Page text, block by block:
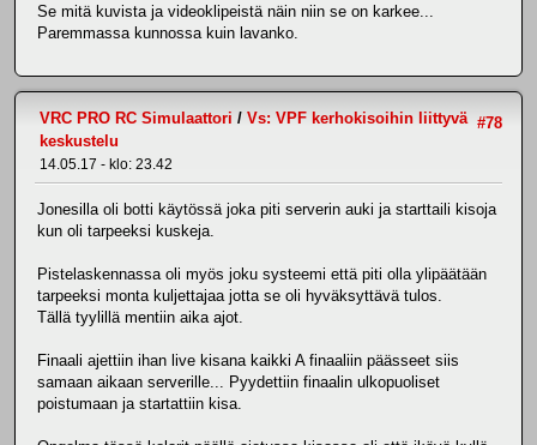
Se mitä kuvista ja videoklipeistä näin niin se on karkee...
Paremmassa kunnossa kuin lavanko.
#78
VRC PRO RC Simulaattori / Vs: VPF kerhokisoihin liittyvä
keskustelu
14.05.17 - klo: 23.42
Jonesilla oli botti käytössä joka piti serverin auki ja starttaili kisoja
kun oli tarpeeksi kuskeja.
Pistelaskennassa oli myös joku systeemi että piti olla ylipäätään
tarpeeksi monta kuljettajaa jotta se oli hyväksyttävä tulos.
Tällä tyylillä mentiin aika ajot.
Finaali ajettiin ihan live kisana kaikki A finaaliin päässeet siis
samaan aikaan serverille... Pyydettiin finaalin ulkopuoliset
poistumaan ja startattiin kisa.